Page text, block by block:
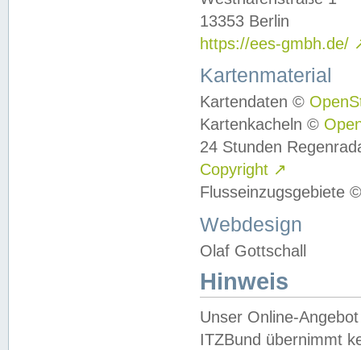
13353 Berlin
https://ees-gmbh.de/
Kartenmaterial
Kartendaten ©
Kartenkacheln ©
24 Stunden
Copyright ↗
Flusseinzugsgebiete
Webdesign
Olaf Gottschall
Hinweis
Unser Online-
ITZBund übernimmt